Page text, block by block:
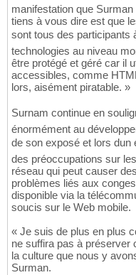
manifestation que
tiens à vous dire est que
sont tous des participants
technologies au niveau
être protégé et géré car il
accessibles, comme
lors, aisément piratable. »
Surnam continue en
énormément au
de son exposé et lors
des préoccupations sur
réseau qui peut causer
problèmes liés aux
disponible via la
soucis sur le Web mobile.
« Je suis de plus en plus
ne suffira pas à préserver
la culture que nous y
Surman.